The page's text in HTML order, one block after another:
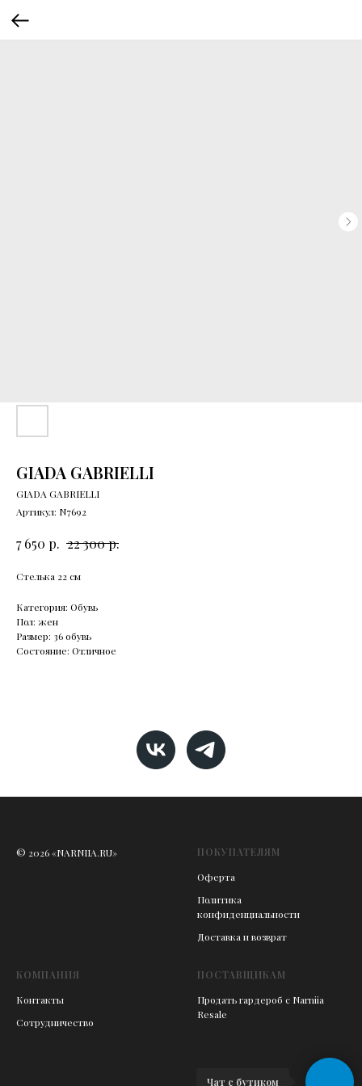
GIADA GABRIELLI
GIADA GABRIELLI
Артикул: N7692
7 650 р. 22 300р.
Стелька 22 см
Категория: Обувь
Пол: жен
Размер: 36 обувь
Состояние: Отличное
© 2026 «NARNIIA.RU»
ПОКУПАТЕЛЯМ
Оферта
Политика
конфиденциальности
Доставка и возврат
КОМПАНИЯ
Контакты
Сотрудничество
ПОСТАВЩИКАМ
Продать гардероб с Narniia
Resale
Чат с бутиком